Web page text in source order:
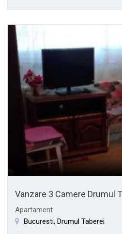
Vanzare 3 Camere Drumul
Apartament
Bucuresti, Drumul Taberei